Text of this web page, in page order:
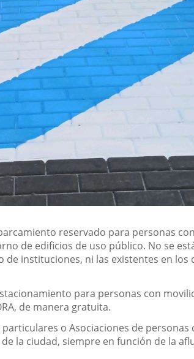
reservado para personas
de edificios de uso público. No se
instituciones, ni las existentes en
para personas con
de manera gratuita.
o Asociaciones de
la ciudad, siempre en función de la